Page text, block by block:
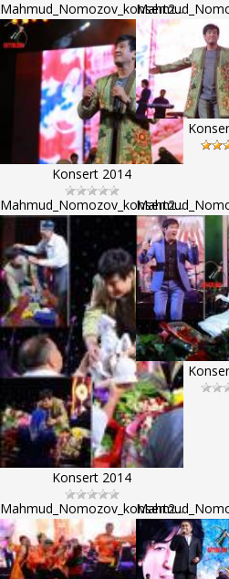
Mahmud_Nomozov_konsert2...
Konsert 2014
Mahmud_Nomozov_konsert2...
Konsert 2014
Mahmud_Nomozov_konsert2...